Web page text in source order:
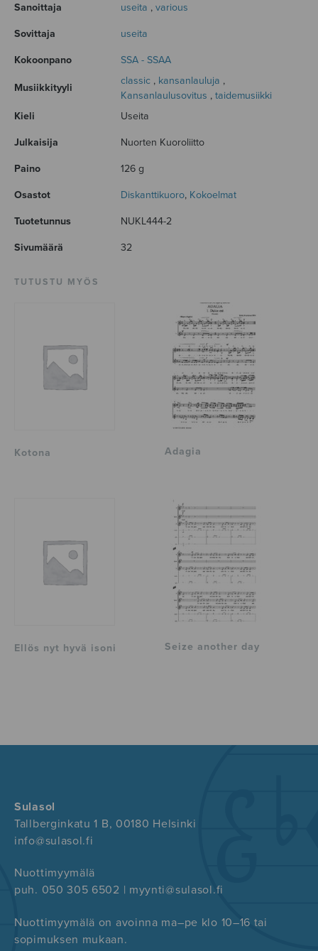
Sanoittaja useita , various
Sovittaja useita
Kokoonpano SSA - SSAA
Musiikkityyli
classic , kansanlauluja ,
Kansanlaulusovitus , taidemusiikki
Kieli
Useita
Julkaisija Nuorten Kuoroliitto
Paino 126 g
Osastot Diskanttikuoro, Kokoelmat
Tuotetunnus NUKL444-2
Sivumäärä 32
TUTUSTU MYÖS
Kotona Adagia
Ellös nyt hyvä isoni Seize another day
Sulasol
Tallberginkatu 1 B, 00180 Helsinki
info@sulasol.fi
Nuottimyymälä
puh. 050 305 6502 | myynti@sulasol.fi
Nuottimyymälä on avoinna ma–pe klo 10–16 tai
sopimuksen mukaan.